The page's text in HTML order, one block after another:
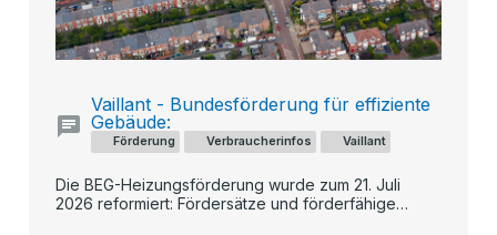
Förderung Verbraucherinfos Vaillant
Vaillant - Bundesförderung für effiziente
Gebäude:
Die BEG-Heizungsförderung wurde zum 21. Juli
2026 reformiert: Fördersätze und förderfähige